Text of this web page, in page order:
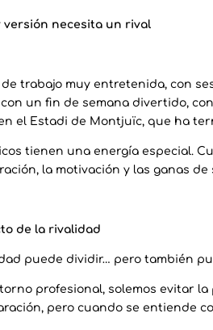
versión necesita un rival
de trabajo muy entretenida, con
un fin de semana divertido,
el Estadi de Montjuïc, que ha
tienen una energía especial.
la motivación y las ganas
de la rivalidad
puede dividir… pero también
profesional, solemos evitar
pero cuando se entiende